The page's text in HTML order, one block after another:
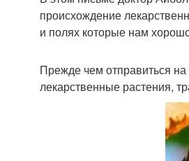
происхождение
и полях которые нам
Прежде чем отправиться на
лекарственные растения,